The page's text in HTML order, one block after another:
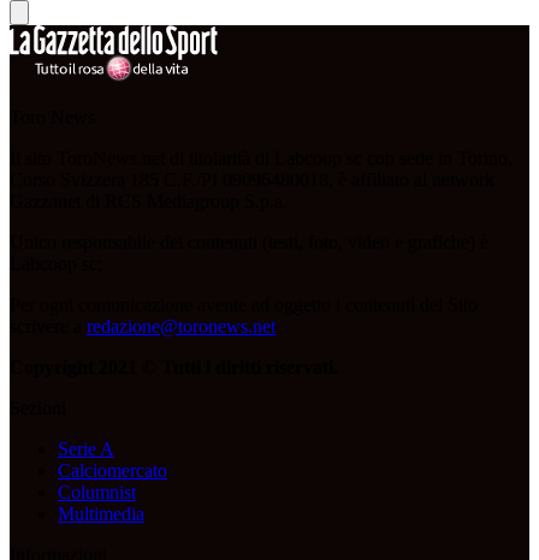
redazione@toronews.net
Serie A
Calciomercato
Columnist
Multimedia